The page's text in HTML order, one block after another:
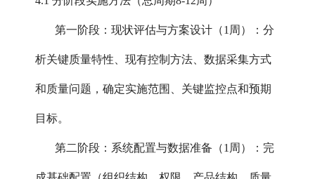
第一阶段：现状评估与方案设计（1周）：分
析关键质量特性、现有控制方法、数据采集方式
和质量问题，确定实施范围、关键监控点和预期
目标。
第二阶段：系统配置与数据准备（1周）：完